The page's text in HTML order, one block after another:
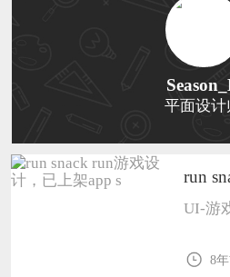
恭喜131****1475
恭喜133****8874
恭喜138****8638
恭喜133****9020
恭喜136****9807用
恭喜159****4930
平面设计
UI-游
8